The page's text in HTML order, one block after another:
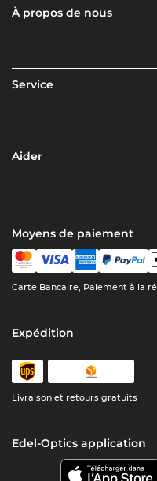
À propos de nous
Service
Aider
Moyens de paiement
Carte Bancaire, Paiement à la
Expédition
Livraison et retours gratuits
Edel-Optics application